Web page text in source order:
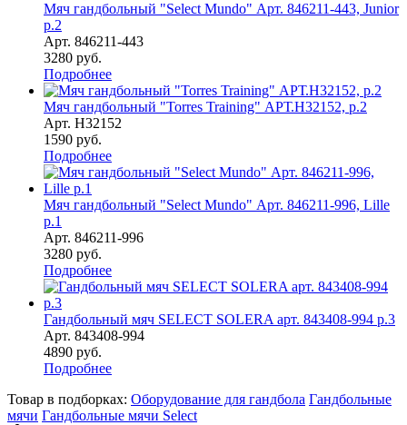
Мяч гандбольный "Select Mundo" Арт. 846211-443, Junior
р.2
Арт. 846211-443
3280 руб.
Подробнее
Мяч гандбольный "Torres Training" АРТ.H32152, р.2
Арт. H32152
1590 руб.
Подробнее
Мяч гандбольный "Select Mundo" Арт. 846211-996, Lille
р.1
Арт. 846211-996
3280 руб.
Подробнее
Гандбольный мяч SELECT SOLERA арт. 843408-994 р.3
Арт. 843408-994
4890 руб.
Подробнее
Товар в подборках: Оборудование для гандбола Гандбольные
мячи Гандбольные мячи Select